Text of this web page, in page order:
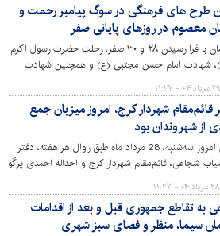
طرح های فرهنگی در سوگ پیامبر رحمت و
معصوم در روزهای پایانی صفر
همزمان با فرا رسیدن ۲۸ و ۳۰ صفر، رحلت حضرت رسول اکرم
شهادت امام حسن مجتبی (ع) و همچنین شهادت
رضا (ع)، اکران طرح‌های فرهنگی با این موضوع در سطح
اجرایی شد.
۲۹ مرداد ۰۴ - ۱۱:۲۷
قائم‌مقام شهردار کرج، امروز میزبان جمع
از شهروندان بود
صبح امروز سه‌شنبه، 28 مرداد ماه طبق روال هر هفته، دفتر
شجاعی، قائم‌مقام شهردار کرج و احداله احمدی پرگو
کل حوزه شهردار کرج میزبان جمعی از شهروندان بودند.
در این دیدار چهره‌به‌چهره، مسائل و مطالبات
مستقیماً مطرح کردند.
۲۸ مرداد ۰۴ - ۱۱:۲۷
به تقاطع جمهوری قبل و بعد از اقدامات
سیما، منظر و فضای سبز شهری